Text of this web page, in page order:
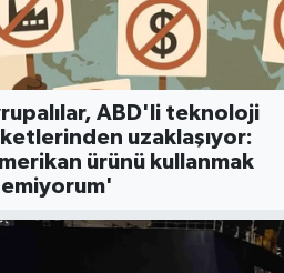
ABD'li teknoloji
uzaklaşıyor:
ürünü kullanmak